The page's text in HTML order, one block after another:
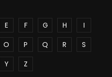
E F G H
I
O P Q R
S
Y Z